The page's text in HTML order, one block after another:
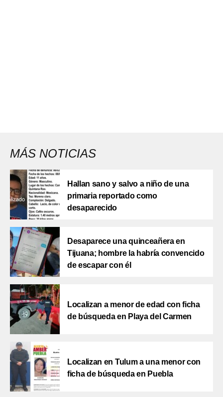
MÁS NOTICIAS
Hallan sano y salvo a niño de una
primaria reportado como
desaparecido
Desaparece una quinceañera en
Tijuana; hombre la habría convencido
de escapar con él
Localizan a menor de edad con ficha
de búsqueda en Playa del Carmen
Localizan en Tulum a una menor con
ficha de búsqueda en Puebla